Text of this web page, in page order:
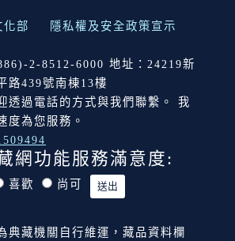
化部
隱私權及安全政策宣示
2-8512-6000 地址：24219新
路439號南棟13樓
透過電話的方式與我們聯繫。 我
度為您服務。
網功能服務滿意度:
喜歡 尚可
典藏機關自行維運，藏品資料欄